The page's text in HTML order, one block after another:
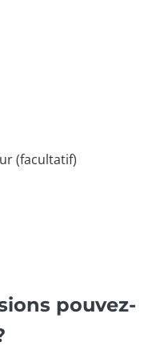
(facultatif)
pouvez-